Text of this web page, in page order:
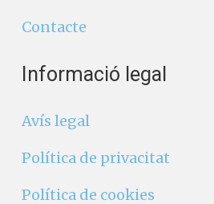
Contacte
Informació legal
Avís legal
Política de privacitat
Política de cookies